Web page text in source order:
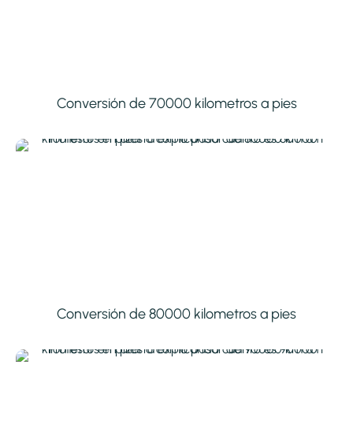
Conversión de 70000 kilometros a pies
Conversión de 80000 kilometros a pies